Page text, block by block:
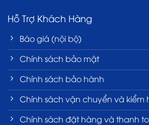
Hỗ Trợ Khách Hàng
Báo giá (nội bộ)
Chính sách bảo mật
Chính sách bảo hành
Chính sách vận chuyển và kiểm
Chính sách đặt hàng và thanh